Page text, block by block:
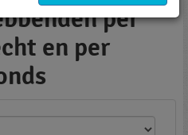
per
en per